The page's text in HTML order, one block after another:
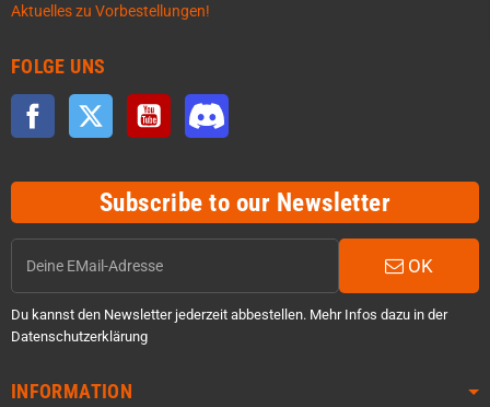
Aktuelles zu Vorbestellungen!
FOLGE UNS
Facebook Twitter YouTube
Subscribe to our Newsletter
OK
Du kannst den Newsletter jederzeit abbestellen. Mehr Infos dazu in der
Datenschutzerklärung
INFORMATION